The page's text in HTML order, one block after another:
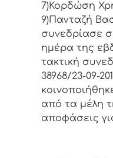
7)Κορδώση
9)Πανταζή
συvεδρίασε
ημέρα της
τακτική
38968/23-09-
από τα μέλη
απoφάσεις